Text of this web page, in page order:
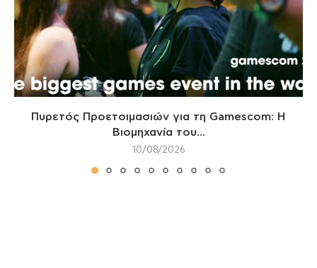
Πυρετός Προετοιμασιών για τη Gamescom: Η
Βιομηχανία του...
10/08/2026